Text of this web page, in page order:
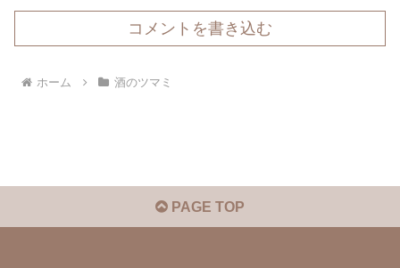
コメントを書き込む
ホーム 酒のツマミ
PAGE TOP